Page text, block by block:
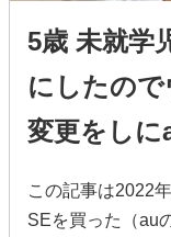
5歳 未就学
にしたの
変更をしに
この記事は2022
SEを買った（au